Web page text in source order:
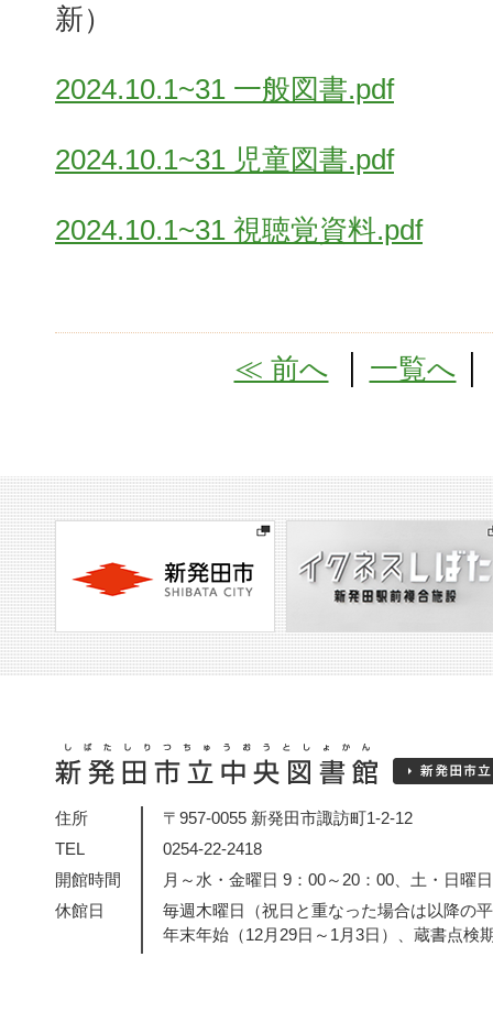
新）
2024.10.1~31 一般図書.pdf
2024.10.1~31 児童図書.pdf
2024.10.1~31 視聴覚資料.pdf
≪ 前へ 一覧へ
住所
〒957-0055 新発田市諏訪町1-2-12
TEL
0254-22-2418
開館時間
月～水・金曜日 9：00～20：00、土・日曜
休館日
毎週木曜日（祝日と重なった場合は以降の
年末年始（12月29日～1月3日）、蔵書点検